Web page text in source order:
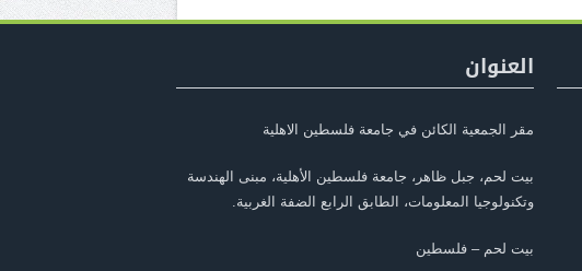
العنوان
مقر الجمعية الكائن في جامعة فلسطين الاهلية
بيت لحم، جبل ظاهر، جامعة فلسطين الأهلية، مبنى الهندسة
وتكنولوجيا المعلومات، الطابق الرابع الضفة الغربية.
بيت لحم – فلسطين